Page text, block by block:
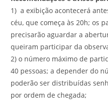
1) a exibição acontecerá
céu, que começa às 20h; os
precisarão aguardar a
queiram participar da
2) o número máximo de
40 pessoas; a depender do
poderão ser distribuídas
por ordem de chegada;